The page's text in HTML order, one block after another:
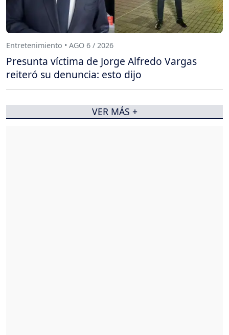
Entretenimiento • AGO 6 / 2026
Presunta víctima de Jorge Alfredo Vargas
reiteró su denuncia: esto dijo
VER MÁS +